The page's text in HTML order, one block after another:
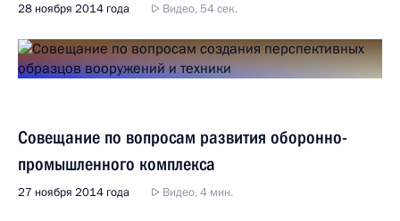
28 ноября 2014 года Видео, 54 сек.
Совещание по вопросам развития оборонно-
промышленного комплекса
27 ноября 2014 года Видео, 4 мин.